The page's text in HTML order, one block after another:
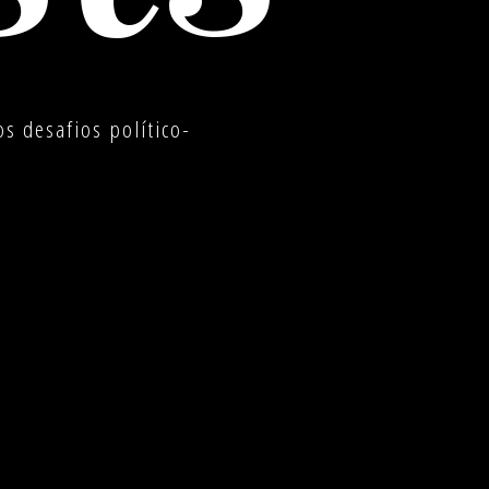
desafios político-